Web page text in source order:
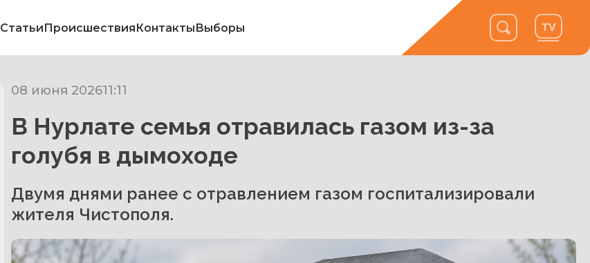
СтатьиПроисшествияКонтактыВыборы
08 июня 202611:11
В Нурлате семья отравилась газом из-за
голубя в дымоходе
Двумя днями ранее с отравлением газом госпитализировали
жителя Чистополя.